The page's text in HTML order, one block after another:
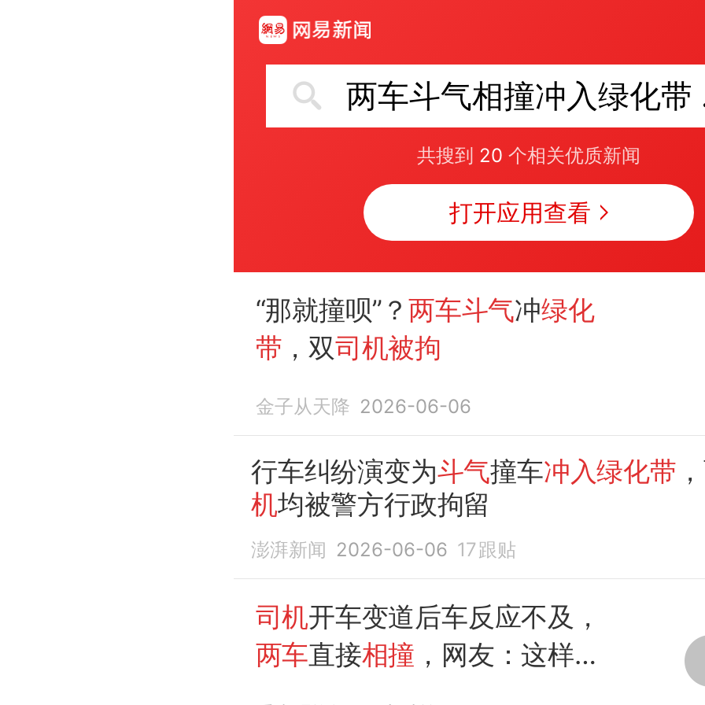
共搜到 20 个相关优质新闻
打开应用查看
“那就撞呗”？两车斗气冲绿化
带 ，双司机被拘
金子从天降 2026-06-06
行车纠纷演变为斗气撞车冲入绿化带
机均被警方行政拘留
澎湃新闻 2026-06-06 17 跟贴
司机开车变道后车反应不及，
两车直接相撞 ，网友：这样的